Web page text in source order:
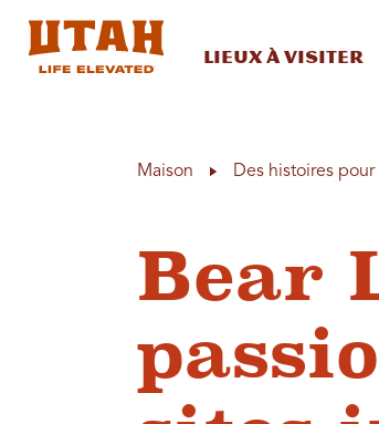
Lieux à visiter
Maison Des histoires
Bear